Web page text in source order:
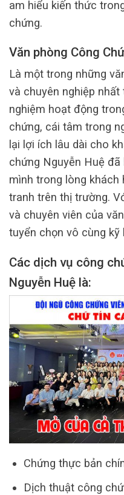
am hiểu kiến thức
chứng.
Văn phòng Công
Là một trong những
và chuyên nghiệp
nghiệm hoạt động
chứng, cái tâm trong
lại lợi ích lâu dài cho
chứng Nguyễn Huệ
mình trong lòng khách
tranh trên thị trường.
và chuyên viên của
tuyển chọn vô cùng kỹ
Các dịch vụ công
Nguyễn Huệ là:
Chứng thực bản
Dịch thuật công